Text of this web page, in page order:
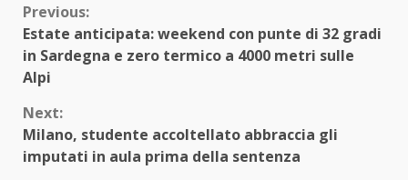
Continue
Reading
Previous:
Estate anticipata: weekend con punte di 32 gradi
in Sardegna e zero termico a 4000 metri sulle
Alpi
Next:
Milano, studente accoltellato abbraccia gli
imputati in aula prima della sentenza